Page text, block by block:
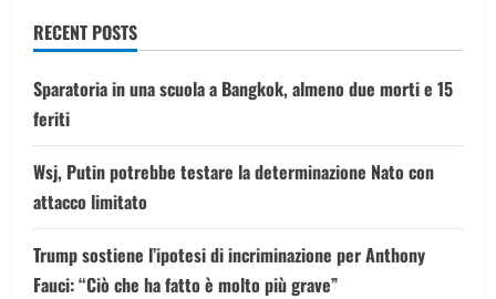
RECENT POSTS
Sparatoria in una scuola a Bangkok, almeno due morti e 15
feriti
Wsj, Putin potrebbe testare la determinazione Nato con
attacco limitato
Trump sostiene l’ipotesi di incriminazione per Anthony
Fauci: “Ciò che ha fatto è molto più grave”